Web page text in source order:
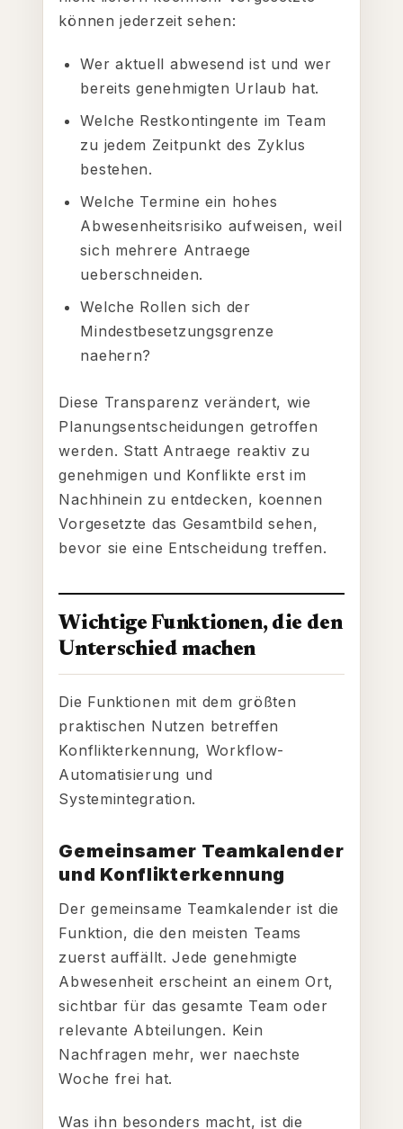
können jederzeit sehen:
Wer aktuell abwesend ist und wer
bereits genehmigten Urlaub hat.
Welche Restkontingente im Team
zu jedem Zeitpunkt des Zyklus
bestehen.
Welche Termine ein hohes
Abwesenheitsrisiko aufweisen, weil
sich mehrere Antraege
ueberschneiden.
Welche Rollen sich der
Mindestbesetzungsgrenze
naehern?
Diese Transparenz verändert, wie
Planungsentscheidungen getroffen
werden. Statt Antraege reaktiv zu
genehmigen und Konflikte erst im
Nachhinein zu entdecken, koennen
Vorgesetzte das Gesamtbild sehen,
bevor sie eine Entscheidung treffen.
Wichtige Funktionen, die den
Unterschied machen
Die Funktionen mit dem größten
praktischen Nutzen betreffen
Konflikterkennung, Workflow-
Automatisierung und
Systemintegration.
Gemeinsamer Teamkalender
und Konflikterkennung
Der gemeinsame Teamkalender ist die
Funktion, die den meisten Teams
zuerst auffällt. Jede genehmigte
Abwesenheit erscheint an einem Ort,
sichtbar für das gesamte Team oder
relevante Abteilungen. Kein
Nachfragen mehr, wer naechste
Woche frei hat.
Was ihn besonders macht, ist die